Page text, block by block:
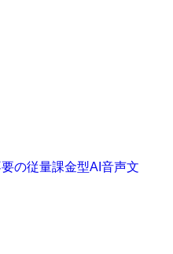
の従量課金型AI音声文